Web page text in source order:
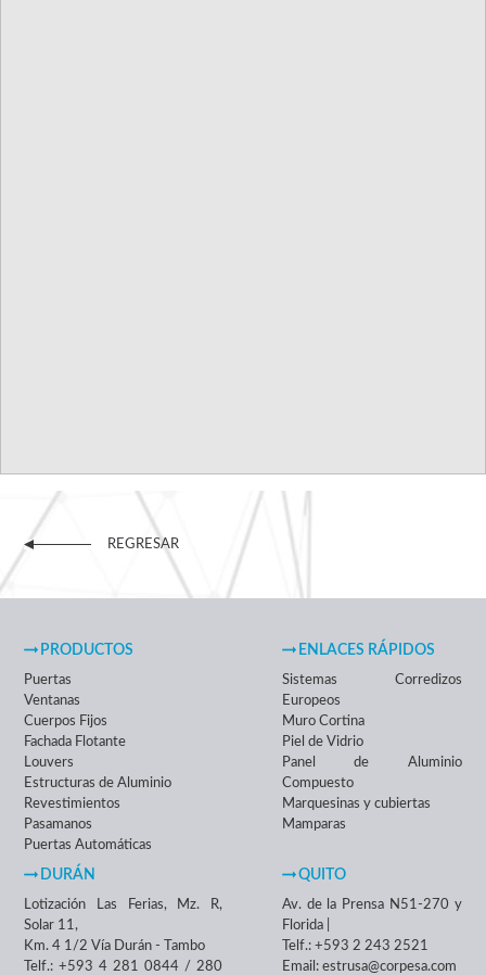
REGRESAR
ENLACES RÁPIDOS
Sistemas Corredizos
Europeos
Muro Cortina
Piel de Vidrio
Panel de Aluminio
Compuesto
Marquesinas y cubiertas
Mamparas
PRODUCTOS
Puertas
Ventanas
Cuerpos Fijos
Fachada Flotante
Louvers
Estructuras de Aluminio
Revestimientos
Pasamanos
Puertas Automáticas
QUITO
Av. de la Prensa N51-270 y
Florida |
Telf.: +593 2 243 2521
Email: estrusa@corpesa.com
DURÁN
Lotización Las Ferias, Mz. R,
Solar 11,
Km. 4 1/2 Vía Durán - Tambo
Telf.: +593 4 281 0844 / 280